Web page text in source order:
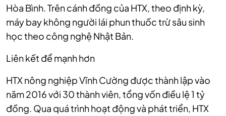
Hòa Bình. Trên cánh đồng của HTX, theo định kỳ,
máy bay không người lái phun thuốc trừ sâu sinh
học theo công nghệ Nhật Bản.
Liên kết để mạnh hơn
HTX nông nghiệp Vĩnh Cường được thành lập vào
năm 2016 với 30 thành viên, tổng vốn điều lệ 1 tỷ
đồng. Qua quá trình hoạt động và phát triển, HTX